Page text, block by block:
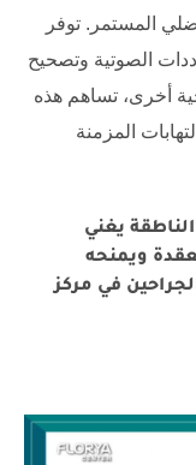
المستمر. توفر
الصوتية وتصحيح
أخرى، تساهم هذه
المزمنة
يغني
ويمنحه
في مركز